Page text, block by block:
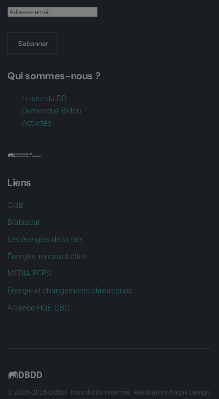
S'abonner
Qui sommes-nous ?
Le site du DD
Dominique Bidou
Activités
Liens
CidB
Blablacar
Les énergies de la mer
Énergies renouvelables
MEDIA PEPS
Energie et changements climatiques
Alliance HQE-GBC
© 2006-2026 DBDD. Tous droits réservés. Réalisation Atypik Design